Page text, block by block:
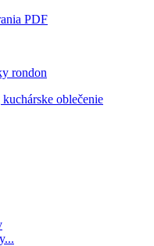
PDF
oblečenie